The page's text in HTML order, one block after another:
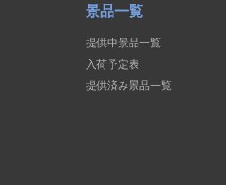
景品一覧
提供中景品一覧
入荷予定表
提供済み景品一覧